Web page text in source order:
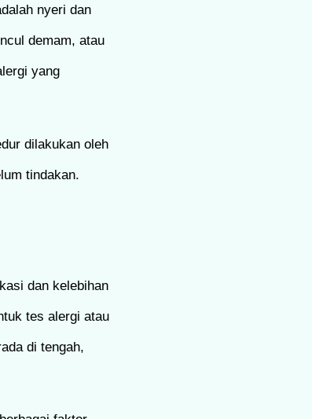
nyeri dan
demam, atau
yang
dilakukan oleh
tindakan.
dan kelebihan
tes alergi atau
di tengah,